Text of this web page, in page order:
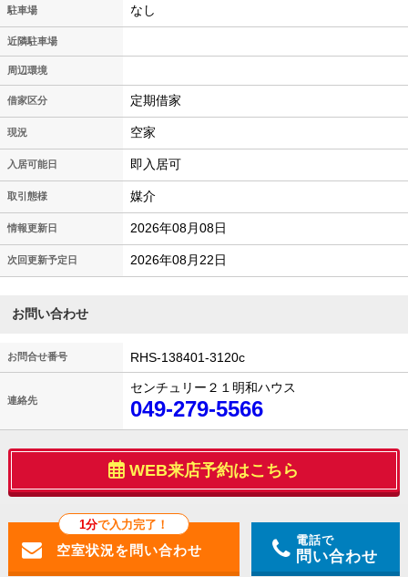
駐車場 なし
近隣駐車場
周辺環境
借家区分 定期借家
現況 空家
入居可能日 即入居可
取引態様 媒介
情報更新日 2026年08月08日
次回更新予定日 2026年08月22日
お問い合わせ
お問合せ番号 RHS-138401-3120c
連絡先
センチュリー２１明和ハウス
049-279-5566
WEB来店予約はこちら
1分で入力完了！
電話で
問い合わせ